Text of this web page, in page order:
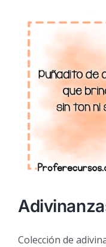
Colección de